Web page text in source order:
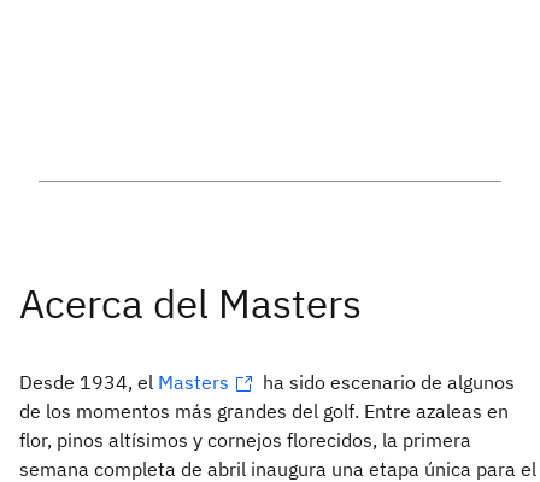
Desde 1934, el Masters
ha sido escenario de algunos
de los momentos más grandes del golf. Entre azaleas en
flor, pinos altísimos y cornejos florecidos, la primera
semana completa de abril inaugura una etapa única para el